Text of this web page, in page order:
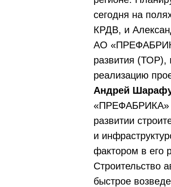
сегодня на
КРДВ, и
АО
развития (ТОР),
реализацию
Андрей
«ПРЕФАБРИКА»
развитии
и
фактором в его
Строительство
быстрое